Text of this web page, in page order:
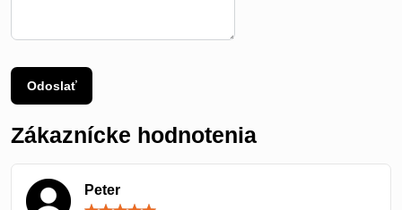
Odoslať
Zákaznícke hodnotenia
Peter